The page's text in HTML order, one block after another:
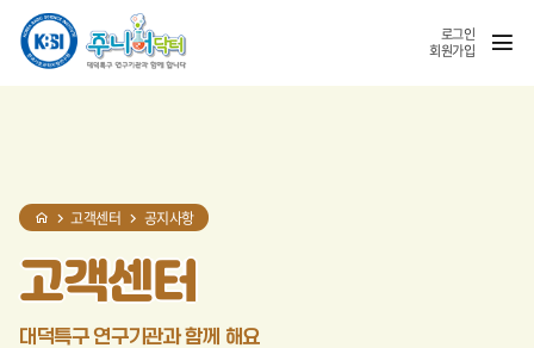
반복영역
건너뛰기
로그인
회원가입
고객센터 공지사항
고객센터
대덕특구 연구기관과 함께 해요
공유